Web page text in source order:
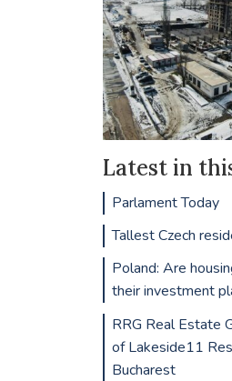
Latest in
Parlament Today
Tallest Czech
Poland: Are
their investment
RRG Real Estate
of Lakeside11
Bucharest